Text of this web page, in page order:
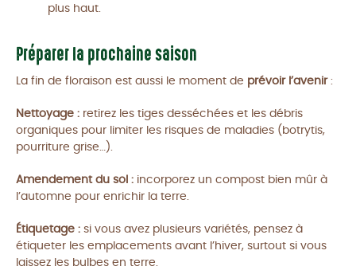
plus haut.
Préparer la prochaine saison
La fin de floraison est aussi le moment de prévoir l’avenir:
Nettoyage : retirez les tiges desséchées et les débris
organiques pour limiter les risques de maladies (botrytis,
pourriture grise…).
Amendement du sol : incorporez un compost bien mûr à
l’automne pour enrichir la terre.
Étiquetage : si vous avez plusieurs variétés, pensez à
étiqueter les emplacements avant l’hiver, surtout si vous
laissez les bulbes en terre.